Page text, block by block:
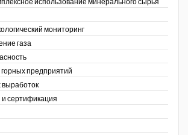
мониторинг
газа
предприятий
выработок
сертификация